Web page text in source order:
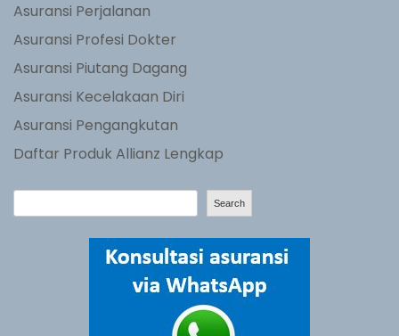
Asuransi Perjalanan
Asuransi Profesi Dokter
Asuransi Piutang Dagang
Asuransi Kecelakaan Diri
Asuransi Pengangkutan
Daftar Produk Allianz Lengkap
e
Search